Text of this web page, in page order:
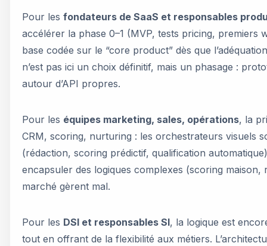
Pour les fondateurs de SaaS et responsables
accélérer la phase 0–1 (MVP, tests pricing,
base codée sur le “core product” dès que
n’est pas ici un choix définitif, mais un phasage :
autour d’API propres.
Pour les équipes marketing, sales, opérations, la
CRM, scoring, nurturing : les orchestrateurs visuels
(rédaction, scoring prédictif, qualification
encapsuler des logiques complexes (scoring
marché gèrent mal.
Pour les DSI et responsables SI, la logique est
tout en offrant de la flexibilité aux métiers.